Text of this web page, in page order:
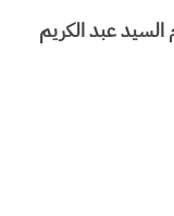
السيد عبد الكريم